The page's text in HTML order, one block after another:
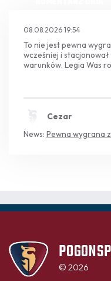
08.08.2026 19:54
To nie jest pewna
wcześniej i
warunków. Legia Was
Cezar
News: Pewna wygrana
© 2026